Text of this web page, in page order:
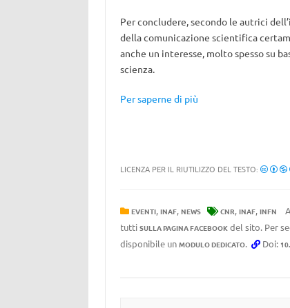
Per concludere, secondo le autrici
della comunicazione scientifica
anche un interesse, molto spesso su
scienza.
Per saperne di più
LICENZA PER IL RIUTILIZZO DEL TESTO:
EVENTI, INAF, NEWS CNR, INAF, INFN
tutti SULLA PAGINA FACEBOOKdel sito. Per
disponibile un MODULO DEDICATO. Doi: